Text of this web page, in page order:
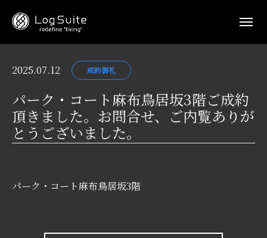
2025.07.12 成約御礼
パーク・コート麻布鳥居坂3階ご成約
頂きました。お問合せ、ご内覧ありが
とうございました。
パーク・コート麻布鳥居坂3階